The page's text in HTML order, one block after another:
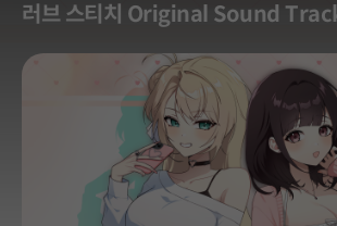
러브 스티치 Original Sound